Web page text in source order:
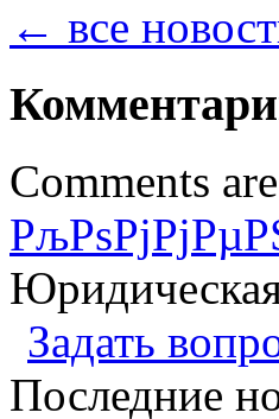
← все
Comments
Задать
Последние